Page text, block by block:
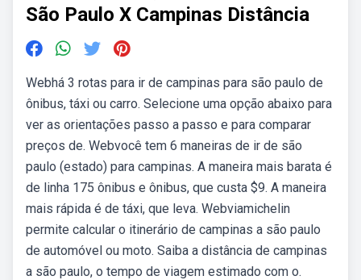
São Paulo X Campinas Distância
Webhá 3 rotas para ir de campinas para são paulo de
ônibus, táxi ou carro. Selecione uma opção abaixo para
ver as orientações passo a passo e para comparar
preços de. Webvocê tem 6 maneiras de ir de são
paulo (estado) para campinas. A maneira mais barata é
de linha 175 ônibus e ônibus, que custa $9. A maneira
mais rápida é de táxi, que leva. Webviamichelin
permite calcular o itinerário de campinas a são paulo
de automóvel ou moto. Saiba a distância de campinas
a são paulo, o tempo de viagem estimado com o.